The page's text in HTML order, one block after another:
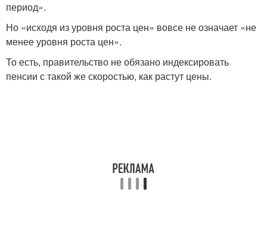
период».
Но «исходя из уровня роста цен» вовсе не означает «не
менее уровня роста цен».
То есть, правительство не обязано индексировать
пенсии с такой же скоростью, как растут цены.